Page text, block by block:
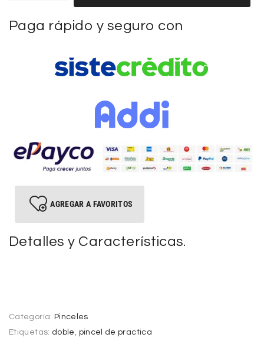
Paga rápido y seguro con
AGREGAR A FAVORITOS
Detalles y Características.
Categoría: Pinceles
Etiquetas: doble , pincel de practica